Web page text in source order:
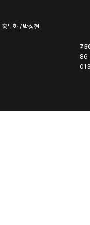
홍두화 / 박성현
사